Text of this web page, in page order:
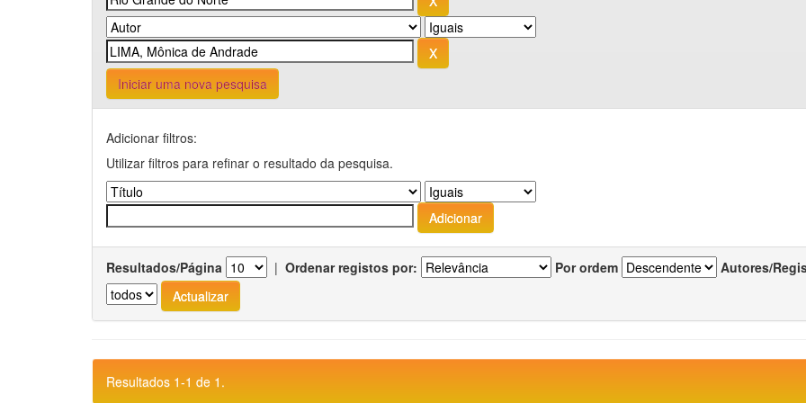
Iniciar uma nova pesquisa
Adicionar filtros:
Utilizar filtros para refinar o resultado da pesquisa.
Resultados/Página | Ordenar registos por: Por ordem Autores/
Resultados 1-1 de 1.